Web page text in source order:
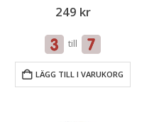
249 kr
till
LÄGG TILL I VARUKORG